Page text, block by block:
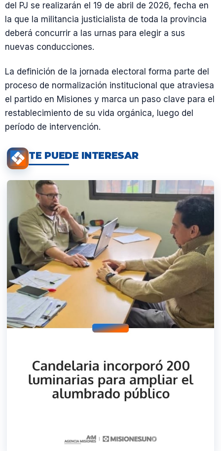
del PJ se realizarán el 19 de abril de 2026, fecha en
la que la militancia justicialista de toda la provincia
deberá concurrir a las urnas para elegir a sus
nuevas conducciones.
La definición de la jornada electoral forma parte del
proceso de normalización institucional que atraviesa
el partido en Misiones y marca un paso clave para el
restablecimiento de su vida orgánica, luego del
período de intervención.
TE PUEDE INTERESAR